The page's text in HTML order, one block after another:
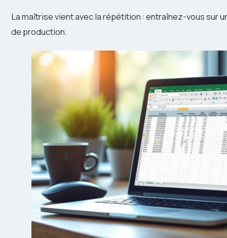
La maîtrise vient avec la répétition : entraînez-vous sur
de production.